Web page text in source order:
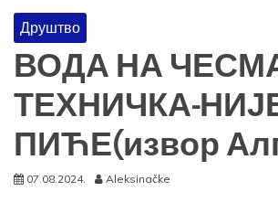
Друштво
ВОДА НА
ТЕХНИЧКА-
ПИЋЕ(извор
07.08.2024. Aleksinačke